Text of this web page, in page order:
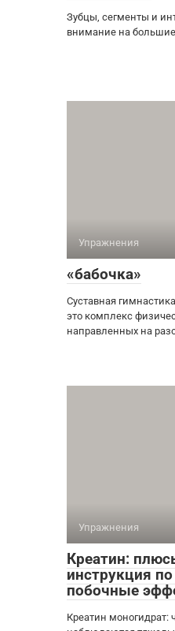
Зубцы, сегменты и
внимание на
Упражнения
«бабочка»
Суставная
это комплекс
направленных на
Упражнения
Креатин:
инструкция
побочные
Креатин моногидрат: